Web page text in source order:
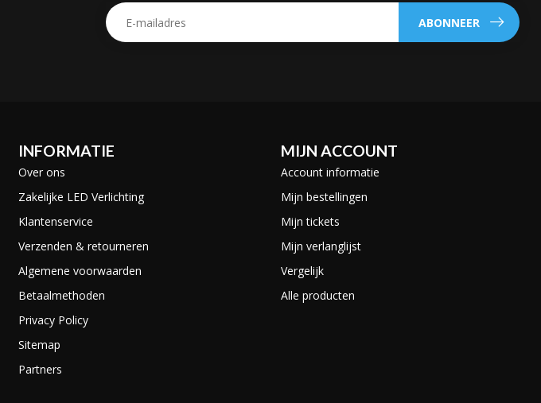
ABONNEER
INFORMATIE
Over ons
Zakelijke LED Verlichting
Klantenservice
Verzenden & retourneren
Algemene voorwaarden
Betaalmethoden
Privacy Policy
Sitemap
Partners
MIJN ACCOUNT
Account informatie
Mijn bestellingen
Mijn tickets
Mijn verlanglijst
Vergelijk
Alle producten